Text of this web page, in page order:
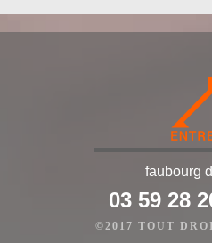
et démoussage de toiture
les débris en nettoyant avec un
faubourg
03 59 28
©2017 TOUT